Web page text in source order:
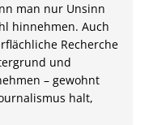
man nur Unsinn
hinnehmen. Auch
Recherche
und
– gewohnt
halt,